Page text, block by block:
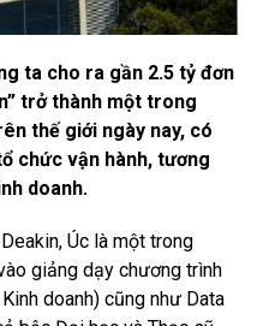
ta cho ra gần 2.5 tỷ đơn
trở thành một trong
thế giới ngày nay, có
chức vận hành, tương
doanh.
Úc là một trong
giảng dạy chương trình
doanh) cũng như Data